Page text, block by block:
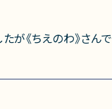
が《ちえのわ》さ